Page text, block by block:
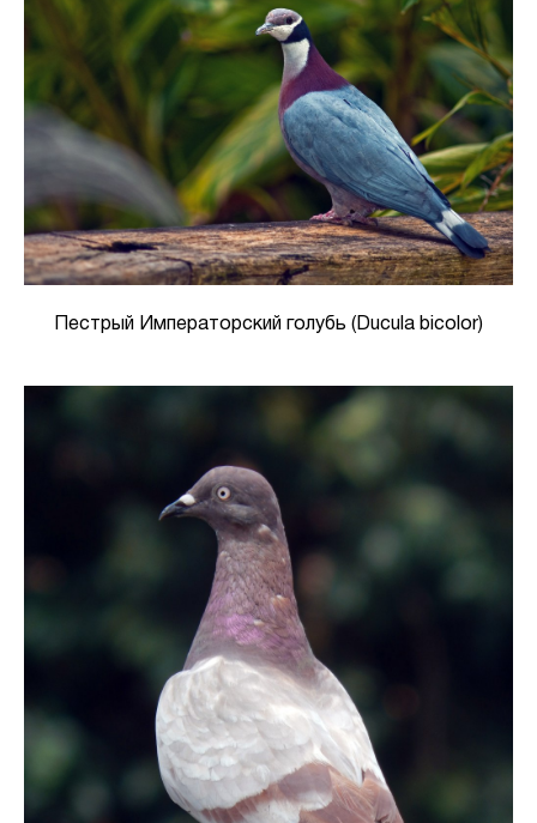
Пестрый Императорский голубь (Ducula bicolor)